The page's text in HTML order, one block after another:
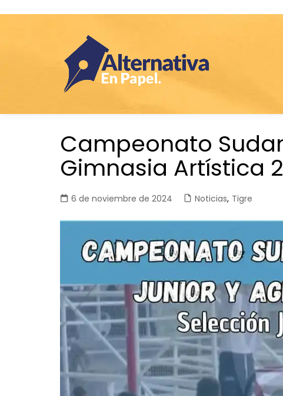
Campeonato
Gimnasia Artística
6 de noviembre de 2024 Noticias, Tigre